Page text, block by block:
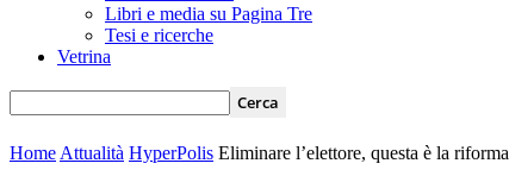
Libri e media su Pagina Tre
Tesi e ricerche
Vetrina
Home Attualità HyperPolis Eliminare l’elettore, questa è la riforma